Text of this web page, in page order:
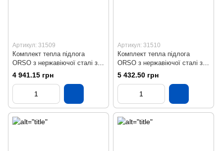
Артикул: 31509
Комплект тепла підлога
ORSO з нержавіючої сталі з
бічним підключенням на 5
4 941.15 грн
Артикул: 31510
Комплект тепла підлога
ORSO з нержавіючої сталі з
бічним підключенням на 6
5 432.50 грн